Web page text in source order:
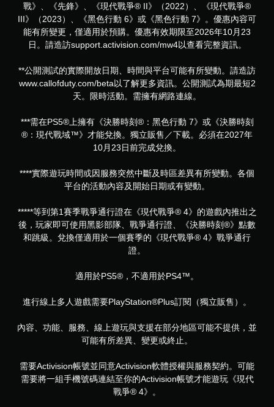
戰》、《先鋒》、《現代戰爭® II》（2022）、《現代戰爭®
III》（2023）、《黑色行動 6》或《黑色行動 7》。優惠內容可
能有所變更，僅適用於預購。優惠有效期限至2026年10月23
日。請造訪support.activision.com/mw4以查看完整資訊。
**公開測試的實際開放日期、時間與平台可能有所變動。請造訪
www.callofduty.com/beta以了解更多資訊。公開測試為期最短2
天。限時活動。需擁有網路連線。
***需在PS5®上擁有《決勝時刻®：黑色行動 7》或《決勝時刻
®：現代戰域™》才能兌換。獨立販售／下載。必須在2027年
10月23日前完成兌換。
****實際遊玩時間或因服務突然中斷及時區差異有所變動。各個
平台的活動內容及開始日期或有變動。
*****等到第1賽季戰爭通行證在《現代戰爭® 4》的遊戲內推出之
後，玩家即可使用黑影部隊、戰爭通行證、《決勝時刻®》點數
和跳級。兌換僅適用於一個賽季的《現代戰爭® 4》戰爭通行
證。
適用於PS5®，不適用於PS4™。
進行線上多人遊戲需要PlayStation®Plus訂閱（獨立販售）。
內容、功能、服務、線上遊玩與支援在部分地區可能不提供，並
可能有所差異、變更或終止。
需要Activision帳號並同意Activision軟體授權與服務契約。可能
需要將一組手機號碼連結至你的Activision帳號才能遊玩《現代
戰爭® 4》。